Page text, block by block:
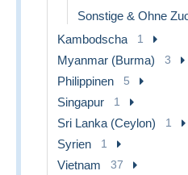
Sonstige & Ohne
Kambodscha 1
Myanmar (Burma) 3
Philippinen 5
Singapur 1
Sri Lanka (Ceylon) 1
Syrien 1
Vietnam 37